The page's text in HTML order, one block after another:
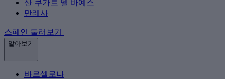
산 쿠가트 델 바예스
만레사
스페인 둘러보기
알아보기
바르셀로나